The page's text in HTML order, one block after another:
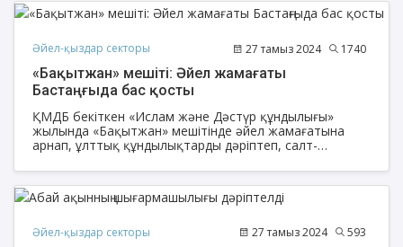
жұмыстары аяқталған отбасылар өз қоныстарына
оралуда.
Әйел-қыздар секторы 27 тамыз 2024 1740
«Бақытжан» мешіті: Әйел жамағаты
Бастаңғыда бас қосты
ҚМДБ бекіткен «Ислам және Дәстүр құндылығы»
жылында «Бақытжан» мешітінде әйел жамағатына
арнап, ұлттық құндылықтарды дәріптеп, салт-
ұйымдастырылды. Соның бірі қазақтың сонау ғасырдвр
бойы жалғасып келе жатқан дәстүрлерінің бірі –
Бастаңғы.
Әйел-қыздар секторы 27 тамыз 2024 593